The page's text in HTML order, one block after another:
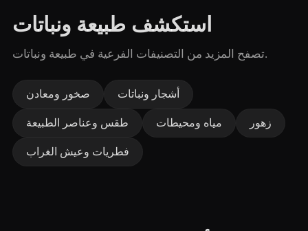
استكشف طبيعة ونباتات
تصفح المزيد من التصنيفات الفرعية في طبيعة ونباتات.
صخور ومعادن أشجار ونباتات
طقس وعناصر الطبيعة مياه ومحيطات زهور
فطريات وعيش الغراب